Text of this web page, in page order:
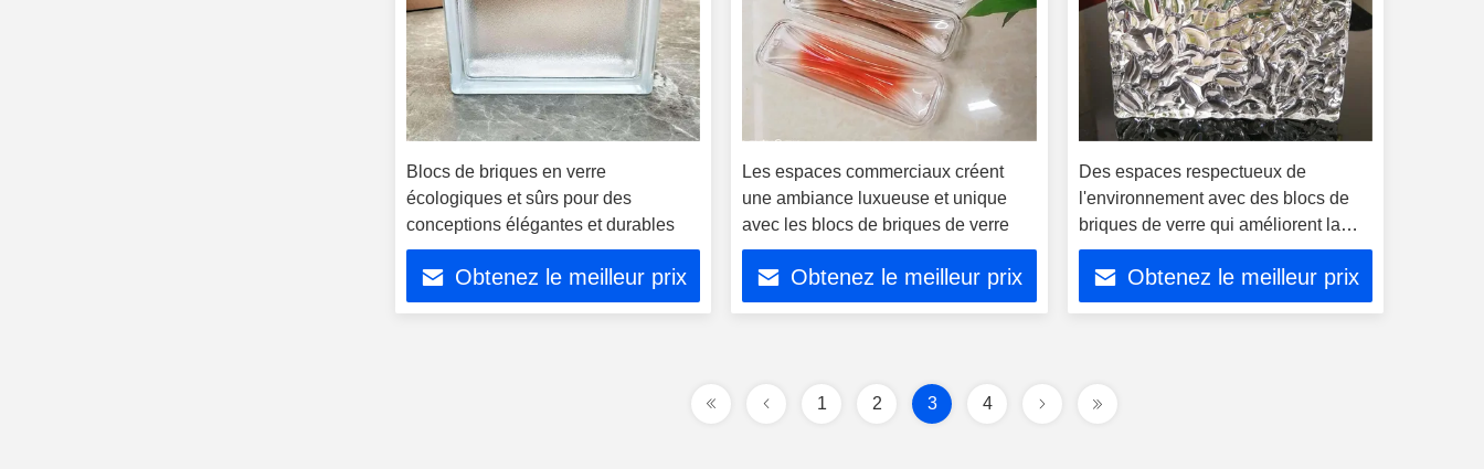
Blocs de briques en verre
écologiques et sûrs pour des
conceptions élégantes et durables
Obtenez le meilleur prix
Les espaces commerciaux créent
une ambiance luxueuse et unique
avec les blocs de briques de verre
Obtenez le meilleur prix
Des espaces respectueux de
l'environnement avec des blocs de
briques de verre qui améliorent la
lumière naturelle et réduisent la
consommation d'énergie
Obtenez le meilleur prix
1 2 3 4